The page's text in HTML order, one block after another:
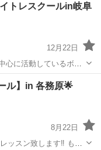
トレスクールin岐阜
12月22日
す(｡ᵕᴗᵕ｡) 愛知県豊田
目→岐阜、第二週目→豊
ル】in 各務原🌟
8月22日